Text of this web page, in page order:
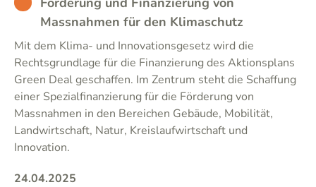
Massnahmen für den Klimaschutz
Mit dem Klima- und Innovationsgesetz wird die
Rechtsgrundlage für die Finanzierung des Aktionsplans
Green Deal geschaffen. Im Zentrum steht die Schaffung
einer Spezialfinanzierung für die Förderung von
Massnahmen in den Bereichen Gebäude, Mobilität,
Landwirtschaft, Natur, Kreislaufwirtschaft und
Innovation.
24.04.2025